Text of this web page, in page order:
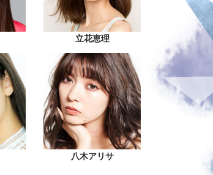
立花恵理
八木アリサ